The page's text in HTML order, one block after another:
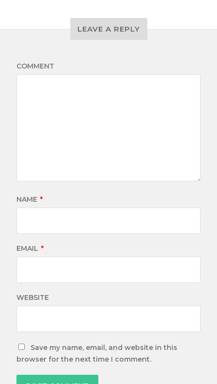
LEAVE A REPLY
COMMENT
NAME *
EMAIL *
WEBSITE
Save my name, email, and website in this
browser for the next time I comment.